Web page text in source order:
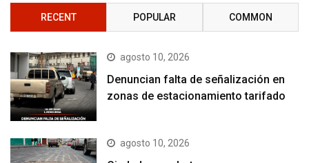
RECENT POPULAR COMMON
agosto 10, 2026
Denuncian falta de señalización en
zonas de estacionamiento tarifado
agosto 10, 2026